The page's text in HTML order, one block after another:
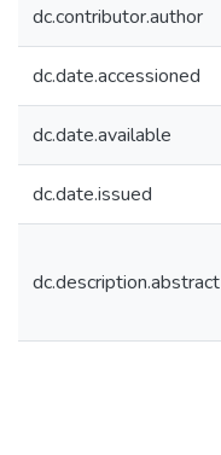
dc.contributor.author
dc.date.accessioned
dc.date.available
dc.date.issued
dc.description.abstract